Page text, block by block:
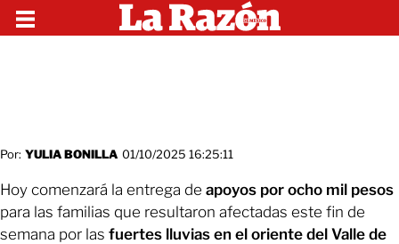
Por: YULIA BONILLA 01/10/2025 16:25:11
Hoy comenzará la entrega de apoyos por ocho mil pesos
para las familias que resultaron afectadas este fin de
semana por las fuertes lluvias en el oriente del Valle de